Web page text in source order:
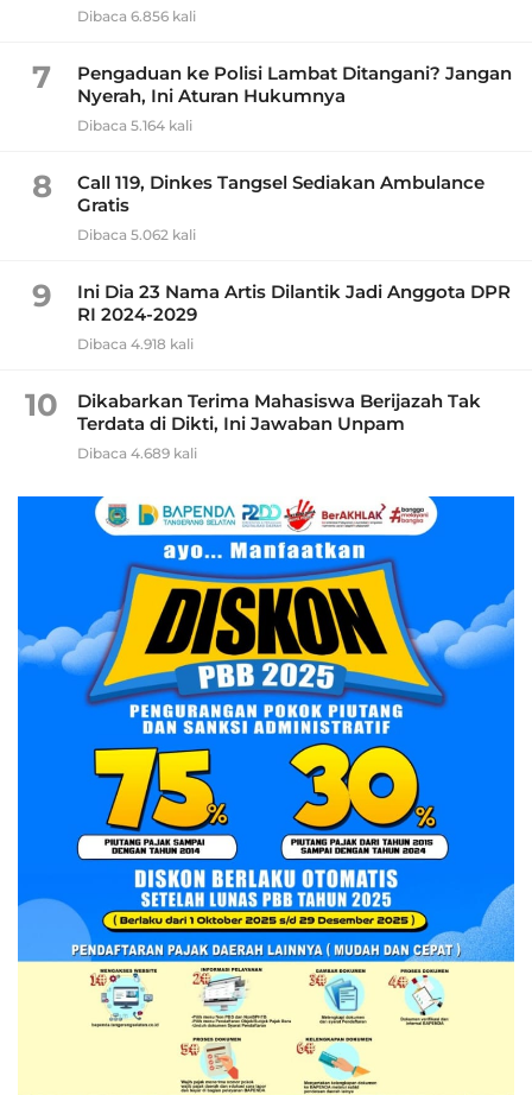
Dibaca 6.856 kali
7
Pengaduan ke Polisi Lambat Ditangani? Jangan
Nyerah, Ini Aturan Hukumnya
Dibaca 5.164 kali
8
Call 119, Dinkes Tangsel Sediakan Ambulance
Gratis
Dibaca 5.062 kali
9
Ini Dia 23 Nama Artis Dilantik Jadi Anggota DPR
RI 2024-2029
Dibaca 4.918 kali
10
Dikabarkan Terima Mahasiswa Berijazah Tak
Terdata di Dikti, Ini Jawaban Unpam
Dibaca 4.689 kali